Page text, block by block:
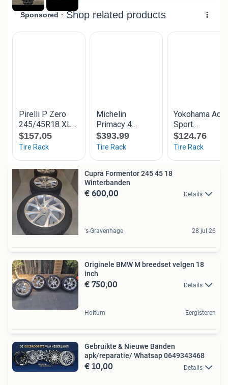
Cupra Formentor 245 45 18
Winterbanden
€ 600,00 Details
's-Gravenhage 28 jul 26
Originele BMW M breedset velgen 18
inch
€ 750,00 Details
Holtum Eergisteren
Gebruikte & Nieuwe Banden
apk/reparatie/ Whatsap 0649343468
€ 10,00 Details